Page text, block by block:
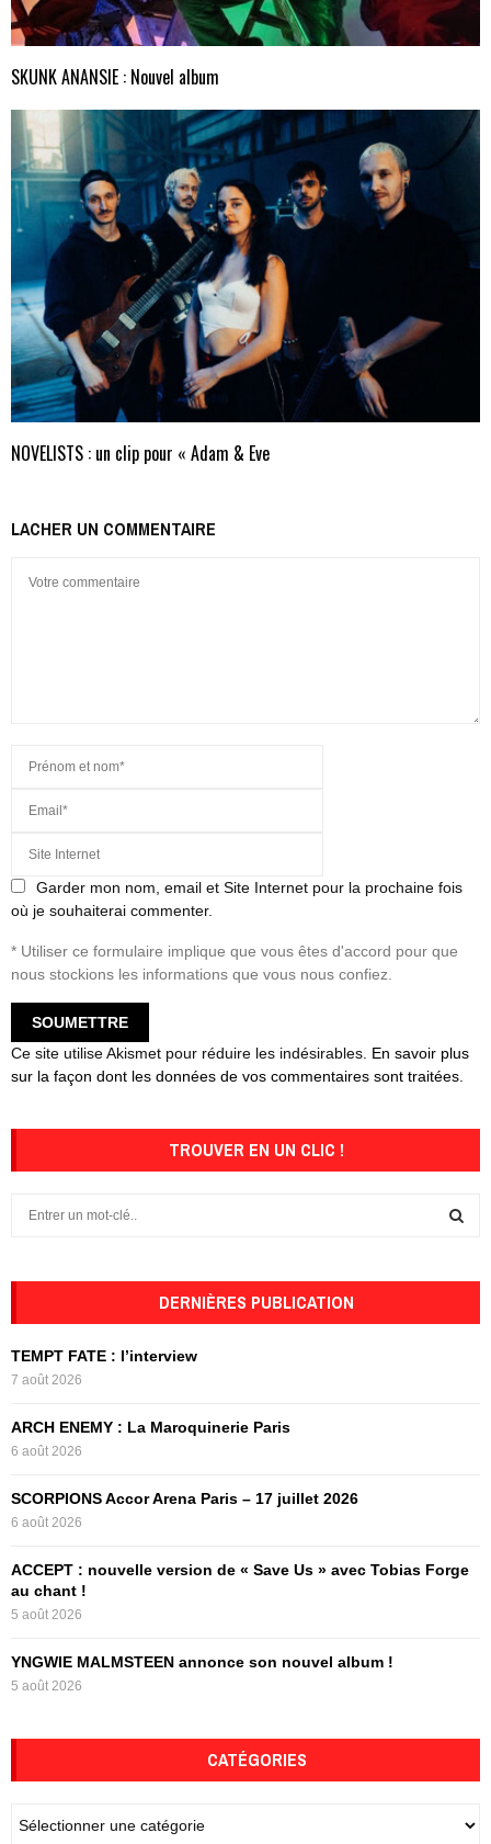
SKUNK ANANSIE : Nouvel album
NOVELISTS : un clip pour « Adam & Eve
LACHER UN COMMENTAIRE
Garder mon nom, email et Site Internet pour la prochaine fois
où je souhaiterai commenter.
* Utiliser ce formulaire implique que vous êtes d'accord pour que
nous stockions les informations que vous nous confiez.
Ce site utilise Akismet pour réduire les indésirables. En savoir plus
sur la façon dont les données de vos commentaires sont traitées.
TROUVER EN UN CLIC !
h
o
r
DERNIÈRES PUBLICATION
TEMPT FATE : l’interview
7 août 2026
ARCH ENEMY : La Maroquinerie Paris
6 août 2026
SCORPIONS Accor Arena Paris – 17 juillet 2026
6 août 2026
ACCEPT : nouvelle version de « Save Us » avec Tobias Forge
au chant !
5 août 2026
YNGWIE MALMSTEEN annonce son nouvel album !
5 août 2026
CATÉGORIES